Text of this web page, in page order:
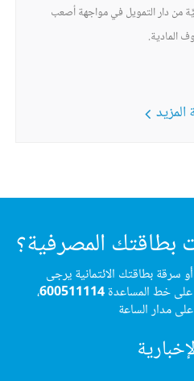
من دار التمويل في مواجهة أصعب
المادية.
المزيد
المصرفية؟
سرقة بطاقتك الائتمانية يرجى
على خط المساعدة600511114،
مدار الساعة